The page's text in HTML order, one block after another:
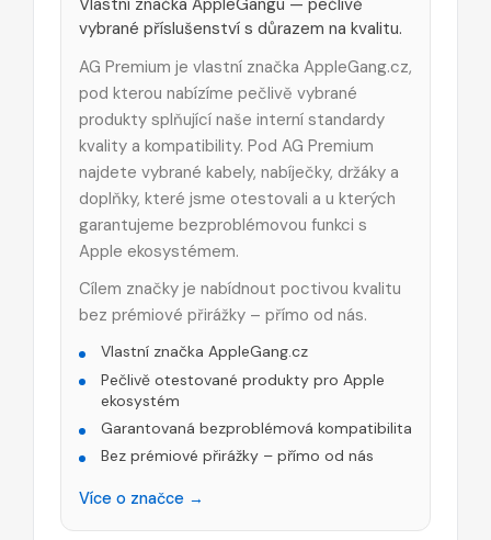
vybrané příslušenství s důrazem na kvalitu.
AG Premium je vlastní značka AppleGang.cz,
pod kterou nabízíme pečlivě vybrané
produkty splňující naše interní standardy
kvality a kompatibility. Pod AG Premium
najdete vybrané kabely, nabíječky, držáky a
doplňky, které jsme otestovali a u kterých
garantujeme bezproblémovou funkci s
Apple ekosystémem.
Cílem značky je nabídnout poctivou kvalitu
bez prémiové přirážky – přímo od nás.
Vlastní značka AppleGang.cz
Pečlivě otestované produkty pro Apple
ekosystém
Garantovaná bezproblémová kompatibilita
Bez prémiové přirážky – přímo od nás
Více o značce →